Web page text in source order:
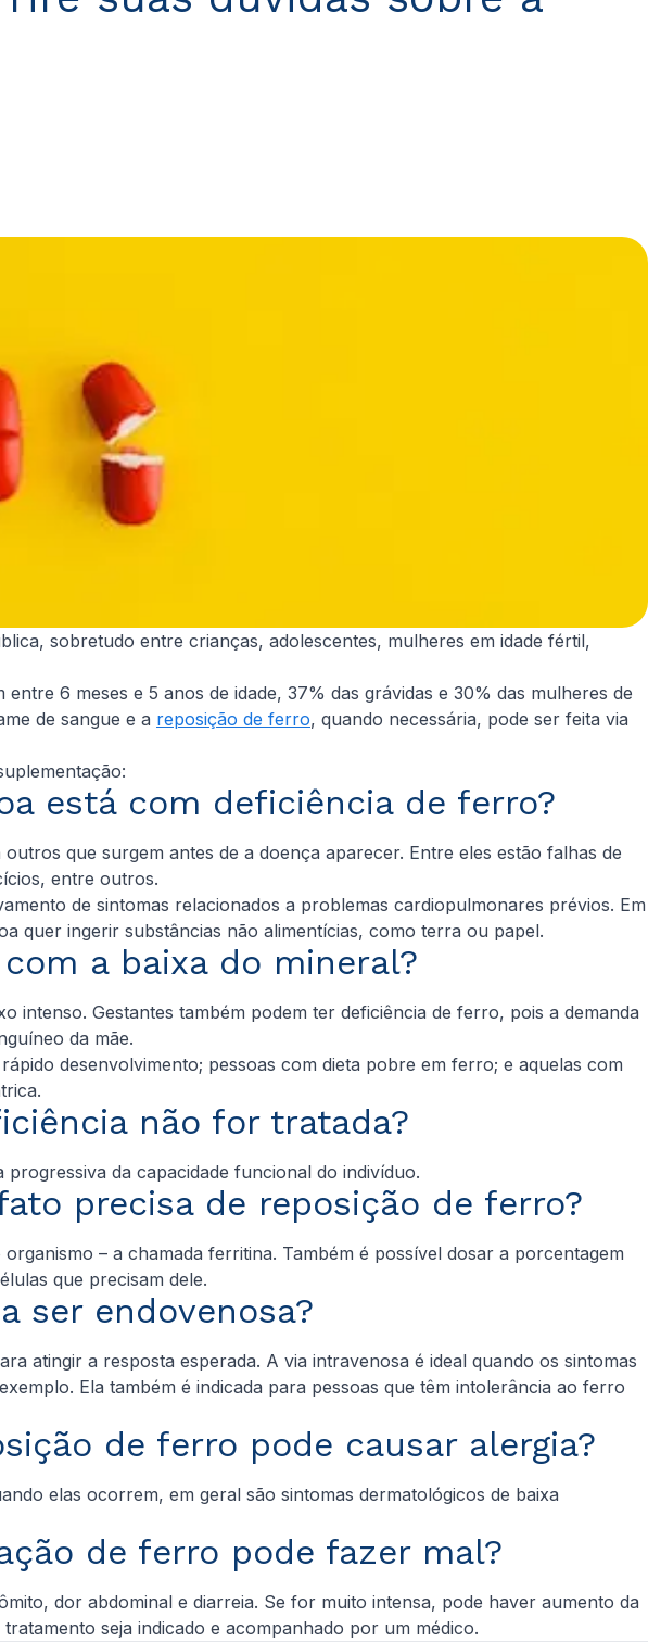
sobretudo entre crianças, adolescentes, mulheres em idade fértil,
6 meses e 5 anos de idade, 37% das grávidas e 30% das mulheres de
de sangue e a reposição de ferro, quando necessária, pode ser feita via
está com deficiência de ferro?
que surgem antes de a doença aparecer. Entre eles estão falhas de
entre outros.
de sintomas relacionados a problemas cardiopulmonares prévios. Em
quer ingerir substâncias não alimentícias, como terra ou papel.
a baixa do mineral?
intenso. Gestantes também podem ter deficiência de ferro, pois a demanda
da mãe.
desenvolvimento; pessoas com dieta pobre em ferro; e aquelas com
não for tratada?
da capacidade funcional do indivíduo.
precisa de reposição de ferro?
– a chamada ferritina. Também é possível dosar a porcentagem
que precisam dele.
ser endovenosa?
atingir a resposta esperada. A via intravenosa é ideal quando os sintomas
Ela também é indicada para pessoas que têm intolerância ao ferro
de ferro pode causar alergia?
elas ocorrem, em geral são sintomas dermatológicos de baixa
de ferro pode fazer mal?
dor abdominal e diarreia. Se for muito intensa, pode haver aumento da
seja indicado e acompanhado por um médico.